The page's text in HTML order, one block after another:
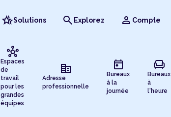
hotel_classSolutions search Explorez person Compte
hub
Espaces
de
travail
pour les
grandes
équipes
corporate_fare
Adresse
professionnelle
today
Bureaux
à la
journée
chair
Bureaux
à
l'heure